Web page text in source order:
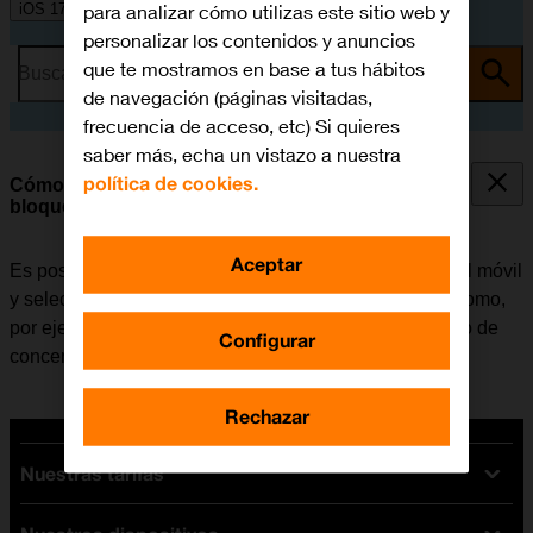
iOS 17
Busca por problema o tema
Cómo seleccionar los ajustes de la pantalla de
bloqueo
Es posible configurar varias pantallas de bloqueo en el móvil
y seleccionar diferentes ajustes para estas pantallas como,
por ejemplo, la imagen de fondo, los widgets y el modo de
concentración.
Nuestras tarifas
para analizar cómo utilizas este sitio web y
personalizar los contenidos y anuncios
que te mostramos en base a tus hábitos
de navegación (páginas visitadas,
frecuencia de acceso, etc) Si quieres
saber más, echa un vistazo a nuestra
política de cookies.
Configurar
Rechazar
Aceptar